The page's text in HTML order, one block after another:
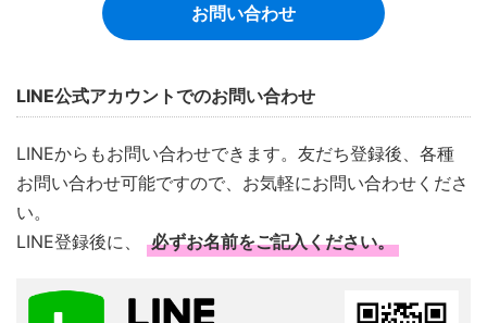
お問い合わせ
LINE公式アカウントでのお問い合わせ
LINEからもお問い合わせできます。友だち登録後、各種
お問い合わせ可能ですので、お気軽にお問い合わせくださ
い。
LINE登録後に、
必ずお名前をご記入ください。